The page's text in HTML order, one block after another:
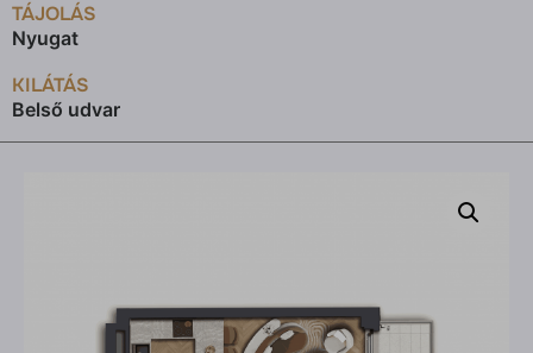
TÁJOLÁS
Nyugat
KILÁTÁS
Belső udvar